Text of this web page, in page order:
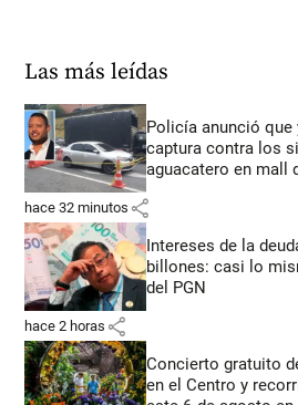
Las más leídas
Policía anunció que
captura contra los
aguacatero en mall
hace 32 minutos share
Intereses de la
billones: casi lo
del PGN
hace 2 horas share
Concierto gratuito
en el Centro y